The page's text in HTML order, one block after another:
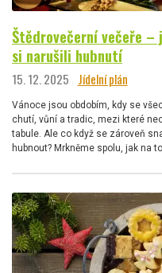
Štědrovečerní večeře –
si narušili hubnutí
15. 12. 2025 Jídelní plán
Vánoce jsou obdobím, kdy se
chutí, vůní a tradic, mezi které
tabule. Ale co když se zároveň
hubnout? Mrkněme spolu, jak na